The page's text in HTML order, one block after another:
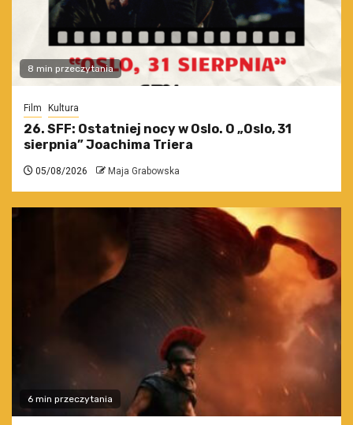
8 min przeczytania
Film Kultura
26. SFF: Ostatniej nocy w Oslo. O „Oslo, 31
sierpnia” Joachima Triera
05/08/2026 Maja Grabowska
6 min przeczytania